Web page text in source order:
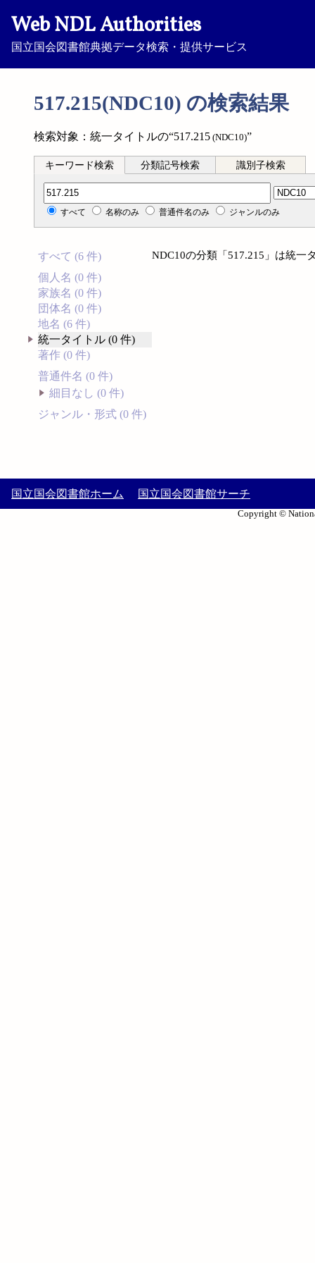
Web NDL Authorities
国立国会図書館典拠データ検索・提供サービス
517.215(NDC10) の検索結果
検索対象：統一タイトルの“517.215 (NDC10)”
キーワード検索 分類記号検索 識別子検索
分類記号検索
すべて 名称のみ 普通件名のみ ジャンルのみ
すべて (6 件)
個人名 (0 件)
家族名 (0 件)
団体名 (0 件)
地名 (6 件)
統一タイトル (0 件)
著作 (0 件)
普通件名 (0 件)
細目なし (0 件)
ジャンル・形式 (0 件)
NDC10の分類「517.215」は統一
国立国会図書館ホーム 国立国会図書館サーチ
Copyright ©